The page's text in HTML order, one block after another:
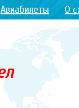
Авиабилеты О